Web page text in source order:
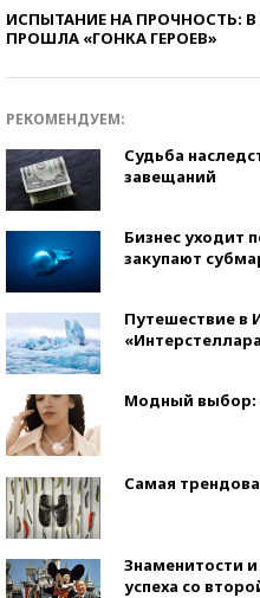
ИСПЫТАНИЕ НА ПРОЧНОСТЬ: В
ПРОШЛА «ГОНКА ГЕРОЕВ»
РЕКОМЕНДУЕМ:
Судьба
завещаний
Бизнес уходит
закупают
Путешествие в
Модный выбор:
Самая
Знаменитости
успеха со